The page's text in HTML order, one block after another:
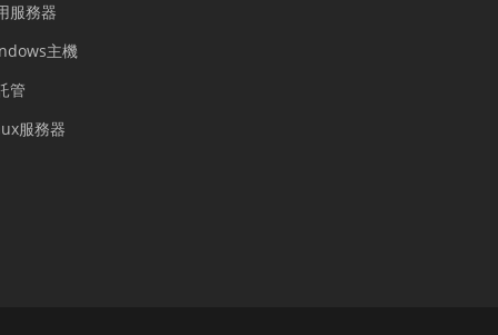
服務器
主機
管
服務器